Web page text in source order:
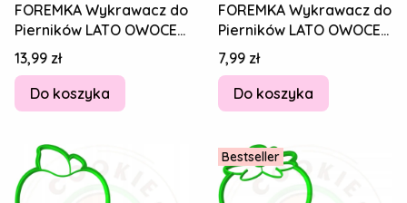
FOREMKA Wykrawacz do
Pierników LATO OWOCE
Jedzenie - ANANAS 10cm
+ Przepisy
Cena
13,99 zł
Do koszyka
FOREMKA Wykrawacz do
Pierników LATO OWOCE
Jedzenie - ANANAS 10cm
+ Przepisy
Cena
7,99 zł
Do koszyka
Bestseller